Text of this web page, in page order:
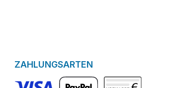
ZAHLUNGSARTEN